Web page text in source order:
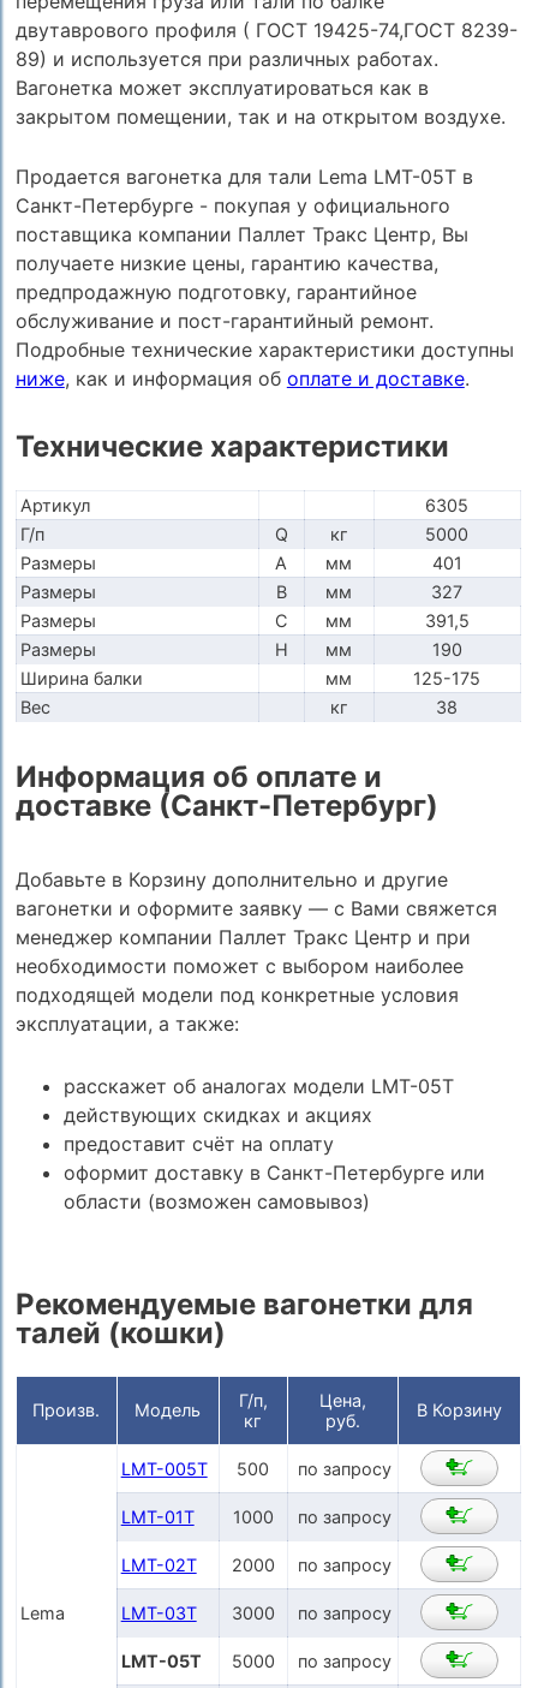
двутаврового профиля ( ГОСТ 19425-74,ГОСТ 8239-
89) и используется при различных работах.
Вагонетка может эксплуатироваться как в
закрытом помещении, так и на открытом воздухе.
Продается вагонетка для тали Lema LMT-05T в
Санкт-Петербурге - покупая у официального
поставщика компании Паллет Тракс Центр, Вы
получаете низкие цены, гарантию качества,
предпродажную подготовку, гарантийное
обслуживание и пост-гарантийный ремонт.
Подробные технические характеристики доступны
ниже, как и информация об оплате и доставке.
Технические характеристики
Артикул
6305
Г/п
Q кг
5000
Размеры
A мм
401
Размеры
B мм
327
Размеры
C мм
391,5
Размеры
H мм
190
Ширина балки
мм
125-175
Вес
кг 38
Информация об оплате и
доставке (Санкт-Петербург)
Добавьте в Корзину дополнительно и другие
вагонетки и оформите заявку — с Вами свяжется
менеджер компании Паллет Тракс Центр и при
необходимости поможет с выбором наиболее
подходящей модели под конкретные условия
эксплуатации, а также:
расскажет об аналогах модели LMT-05T
действующих скидках и акциях
предоставит счёт на оплату
оформит доставку в Санкт-Петербурге или
области (возможен самовывоз)
Рекомендуемые вагонетки для
талей (кошки)
Произв. Модель
Г/п,
кг
Цена,
руб.
В Корзину
Lema
LMT-005T 500 по запросу
LMT-01T 1000 по запросу
LMT-02T 2000 по запросу
LMT-03T 3000 по запросу
LMT-05T 5000 по запросу